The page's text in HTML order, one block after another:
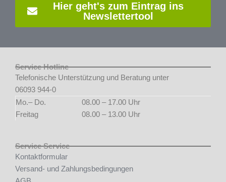
Hier geht's zum Eintrag ins
Newslettertool
Service Hotline
Telefonische Unterstützung und Beratung unter
06093 944-0
Mo.– Do.
08.00 – 17.00 Uhr
Freitag
08.00 – 13.00 Uhr
Service Service
Kontaktformular
Versand- und Zahlungsbedingungen